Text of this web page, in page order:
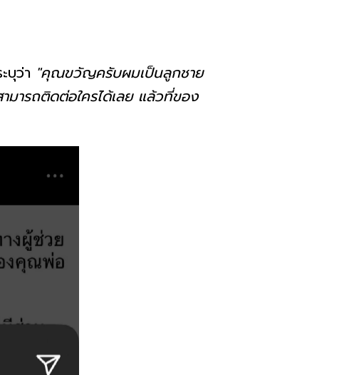
บุว่า "คุณขวัญครับผมเป็นลูกชาย
ารถติดต่อใครได้เลย แล้วที่ของ